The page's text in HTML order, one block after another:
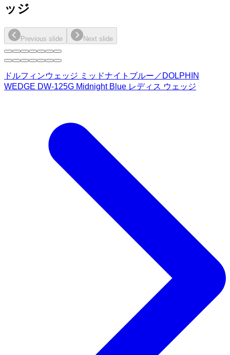
ッジ
Previous slide Next slide
ドルフィンウェッジ ミッドナイトブルー／DOLPHIN
WEDGE DW-125G Midnight Blue レディス ウェッジ